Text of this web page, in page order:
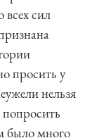
всех сил
просить у
нельзя
было много